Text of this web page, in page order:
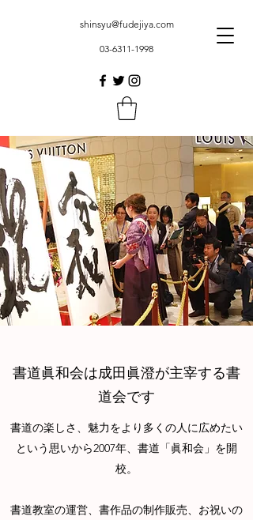
shinsyu@fudejiya.com
03-6311-1998
書道眞和会は成田眞澄が主宰する書
道会です
書道の楽しさ、魅力をより多くの人に広めたい
という思いから2007年、書道「眞和会」を開
校。
​書道教室の運営、書作品の制作販売、お祝いの